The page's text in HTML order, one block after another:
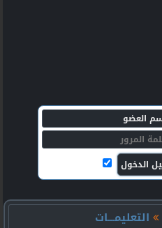
التعليمـــات